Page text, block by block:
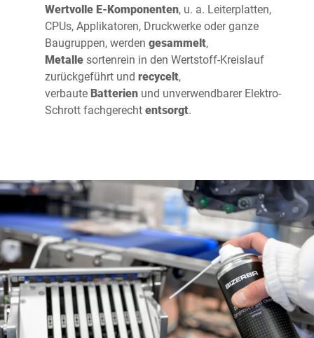
Wertvolle E-Komponenten, u. a. Leiterplatten,
CPUs, Applikatoren, Druckwerke oder ganze
Baugruppen, werden gesammelt,
Metalle sortenrein in den Wertstoff-Kreislauf
zurückgeführt und recycelt,
verbaute Batterien und unverwendbarer Elektro-
Schrott fachgerechtentsorgt.